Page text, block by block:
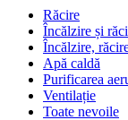
Răcire
Încălzire și
Încălzire,
Apă caldă
Purificarea
Ventilație
Toate nevoile